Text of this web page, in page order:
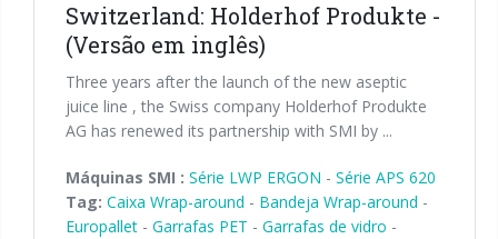
Switzerland: Holderhof Produkte -
(Versão em inglês)
Three years after the launch of the new aseptic
juice line , the Swiss company Holderhof Produkte
AG has renewed its partnership with SMI by ...
Máquinas SMI : Série LWP ERGON - Série APS 620
Tag: Caixa Wrap-around - Bandeja Wrap-around -
Europallet - Garrafas PET - Garrafas de vidro -